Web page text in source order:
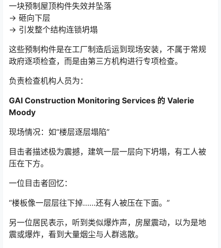
一块预制屋顶构件失效并坠落
→ 砸向下层
→ 引发整个结构连锁坍塌
这些预制构件是在工厂制造后运到现场安装，不属于常规
政府逐项检查，而是由第三方机构进行专项检查。
负责检查机构人员为：
GAI Construction Monitoring Services 的 Valerie
Moody
现场情况：如“楼层逐层塌陷”
目击者描述极为震撼，建筑一层一层向下坍塌，有工人被
压在下方。
一位目击者回忆：
“楼板像一层层往下掉……还有人被压在下面。”
另一位居民表示，听到类似爆炸声，房屋震动，以为是地
震或爆炸，看到大量烟尘与人群逃散。